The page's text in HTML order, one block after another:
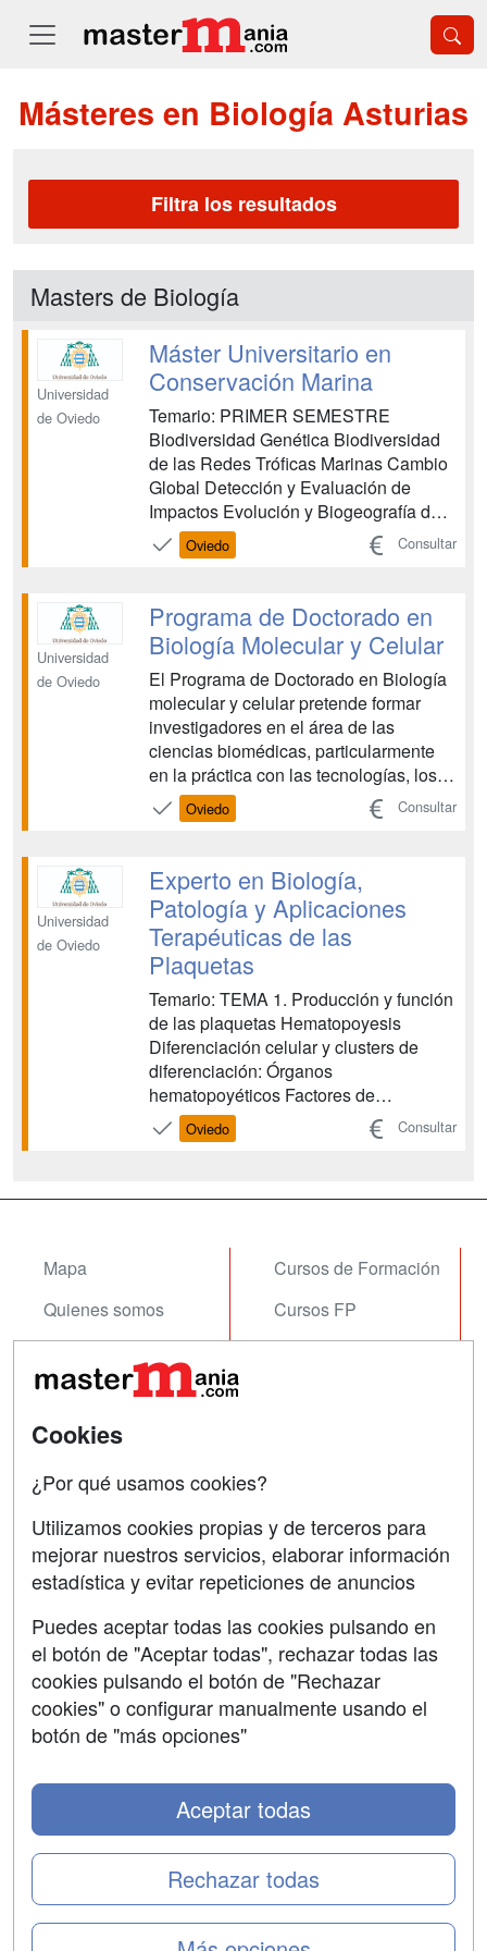
Másteres en Biología Asturias
Filtra los resultados
Masters de Biología
Universidad
de Oviedo
Máster Universitario en
Conservación Marina
Temario: PRIMER SEMESTRE
Biodiversidad Genética Biodiversidad
de las Redes Tróficas Marinas Cambio
Global Detección y Evaluación de
Impactos Evolución y Biogeografía de
Organismos Marinos Sistemas de
Información Geográfica y Teledetección
Recursos Marinos SEGUNDO
SEMESTRE Técnicas Moleculares y su
Aplicación ...
Oviedo Consultar
Universidad
de Oviedo
Programa de Doctorado en
Biología Molecular y Celular
El Programa de Doctorado en Biología
molecular y celular pretende formar
investigadores en el área de las
ciencias biomédicas, particularmente
en la práctica con las tecnologías, los
sistemas experimentales, la bibliografía
y las infraestructuras empleadas en la
Biología Molecular, la Microbiología, la
Biología Celu...
Oviedo Consultar
Universidad
de Oviedo
Experto en Biología,
Patología y Aplicaciones
Terapéuticas de las
Plaquetas
Temario: TEMA 1. Producción y función
de las plaquetas Hematopoyesis
Diferenciación celular y clusters de
diferenciación: Órganos
hematopoyéticos Factores de
crecimiento y hormonas que regulan la
hematopoyesis Factores de
Oviedo Consultar
Mapa
Quienes somos
Acceso Usuarios
Acceso Centros
Cursos de Formación
Cursos FP
Contactar
Confidencialidad
Copyleft
SÍGUENOS EN:
Cookies
¿Por qué usamos cookies?
Utilizamos cookies propias y de terceros para
mejorar nuestros servicios, elaborar información
estadística y evitar repeticiones de anuncios
Puedes aceptar todas las cookies pulsando en
el botón de "Aceptar todas", rechazar todas las
cookies pulsando el botón de "Rechazar
cookies" o configurar manualmente usando el
botón de "más opciones"
Rechazar todas
Aceptar todas